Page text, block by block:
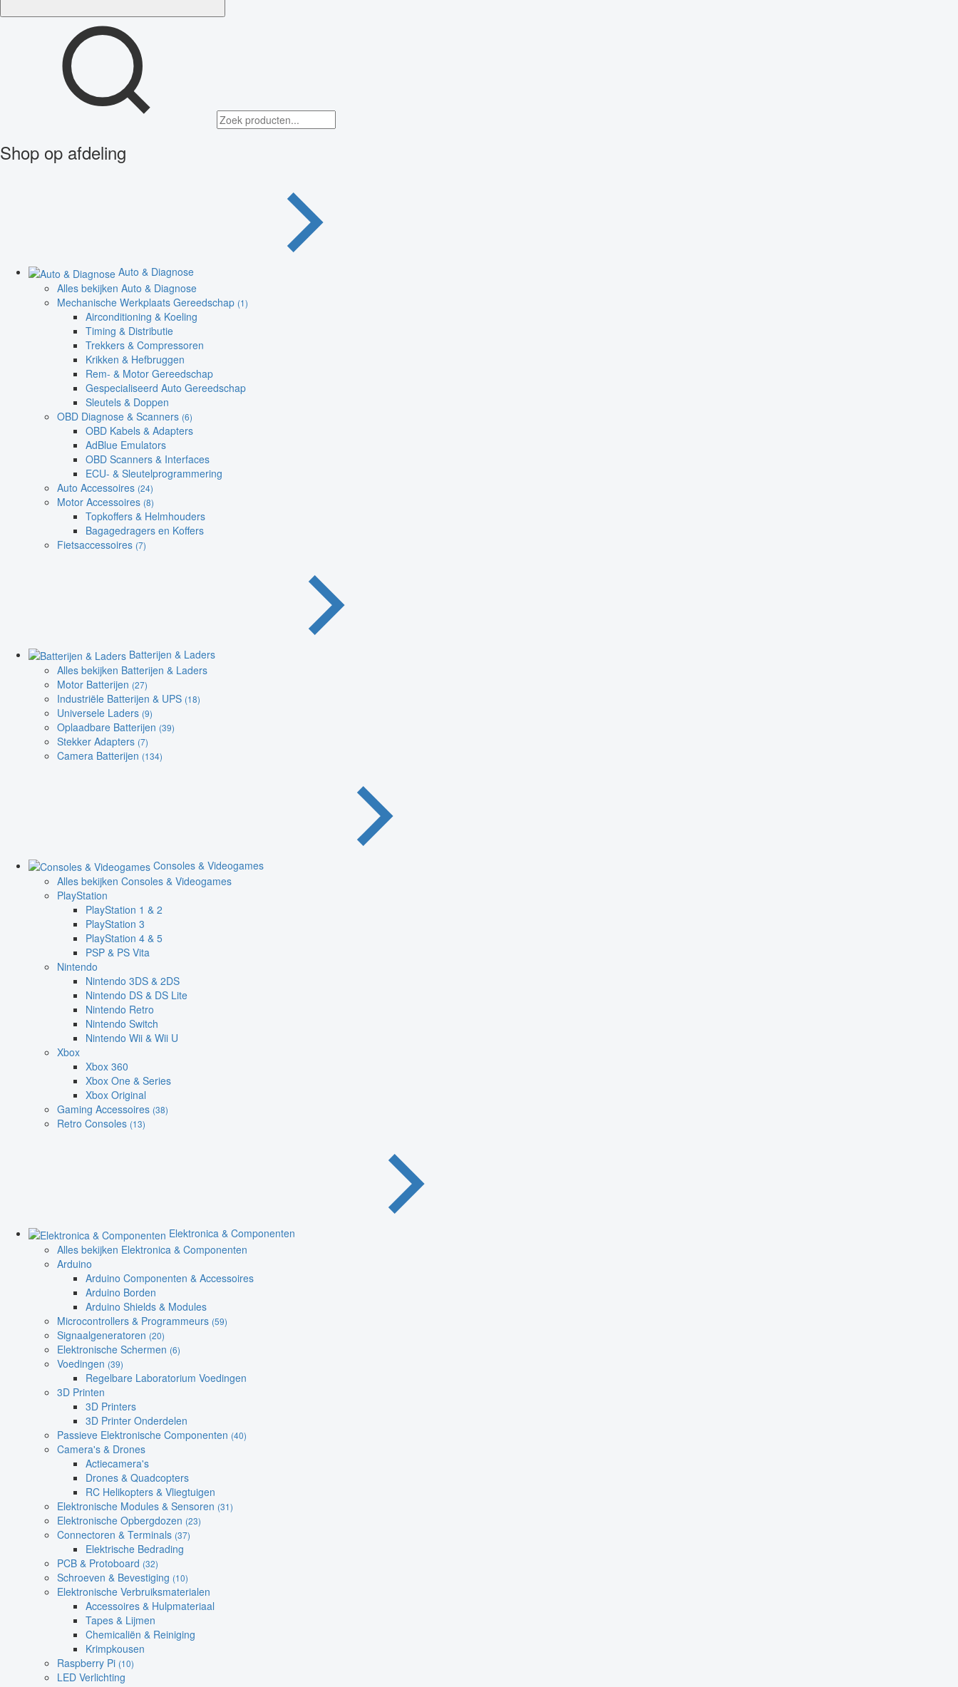
Shop op afdeling
Auto & Diagnose
Alles bekijken Auto & Diagnose
Mechanische Werkplaats Gereedschap (1)
Airconditioning & Koeling
Timing & Distributie
Trekkers & Compressoren
Krikken & Hefbruggen
Rem- & Motor Gereedschap
Gespecialiseerd Auto Gereedschap
Sleutels & Doppen
OBD Diagnose & Scanners (6)
OBD Kabels & Adapters
AdBlue Emulators
OBD Scanners & Interfaces
ECU- & Sleutelprogrammering
Auto Accessoires (24)
Motor Accessoires (8)
Topkoffers & Helmhouders
Bagagedragers en Koffers
Fietsaccessoires (7)
Batterijen & Laders
Alles bekijken Batterijen & Laders
Motor Batterijen (27)
Industriële Batterijen & UPS (18)
Universele Laders (9)
Oplaadbare Batterijen (39)
Stekker Adapters (7)
Camera Batterijen (134)
Consoles & Videogames
Alles bekijken Consoles & Videogames
PlayStation
PlayStation 1 & 2
PlayStation 3
PlayStation 4 & 5
PSP & PS Vita
Nintendo
Nintendo 3DS & 2DS
Nintendo DS & DS Lite
Nintendo Retro
Nintendo Switch
Nintendo Wii & Wii U
Xbox
Xbox 360
Xbox One & Series
Xbox Original
Gaming Accessoires (38)
Retro Consoles (13)
Elektronica & Componenten
Alles bekijken Elektronica & Componenten
Arduino
Arduino Componenten & Accessoires
Arduino Borden
Arduino Shields & Modules
Microcontrollers & Programmeurs (59)
Signaalgeneratoren (20)
Elektronische Schermen (6)
Voedingen (39)
Regelbare Laboratorium Voedingen
3D Printen
3D Printers
3D Printer Onderdelen
Passieve Elektronische Componenten (40)
Camera's & Drones
Actiecamera's
Drones & Quadcopters
RC Helikopters & Vliegtuigen
Elektronische Modules & Sensoren (31)
Elektronische Opbergdozen (23)
Connectoren & Terminals (37)
Elektrische Bedrading
PCB & Protoboard (32)
Schroeven & Bevestiging (10)
Elektronische Verbruiksmaterialen
Accessoires & Hulpmateriaal
Tapes & Lijmen
Chemicaliën & Reiniging
Krimpkousen
Raspberry Pi (10)
LED Verlichting